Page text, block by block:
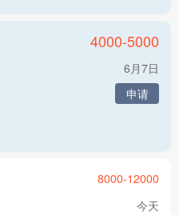
4000-5000
6月7日
申请
8000-12000
今天